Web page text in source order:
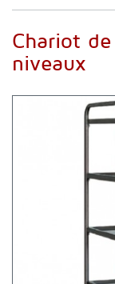
Chariot
niveaux